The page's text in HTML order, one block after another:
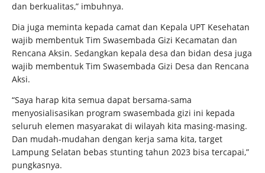
dan berkualitas,” imbuhnya.
Dia juga meminta kepada camat dan Kepala UPT Kesehatan
wajib membentuk Tim Swasembada Gizi Kecamatan dan
Rencana Aksin. Sedangkan kepala desa dan bidan desa juga
wajib membentuk Tim Swasembada Gizi Desa dan Rencana
Aksi.
“Saya harap kita semua dapat bersama-sama
menyosialisasikan program swasembada gizi ini kepada
seluruh elemen masyarakat di wilayah kita masing-masing.
Dan mudah-mudahan dengan kerja sama kita, target
Lampung Selatan bebas stunting tahun 2023 bisa tercapai,”
pungkasnya.